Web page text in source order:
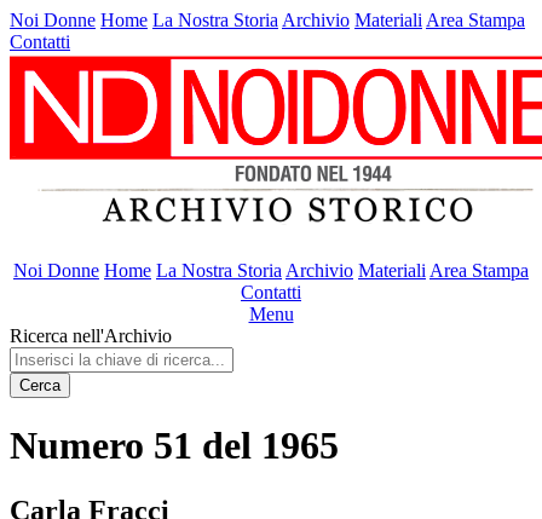
Noi Donne Home La Nostra Storia Archivio Materiali Area Stampa
Contatti
Noi Donne Home La Nostra Storia Archivio Materiali Area Stampa
Contatti
Menu
Ricerca nell'Archivio
Cerca
Numero 51 del 1965
Carla Fracci